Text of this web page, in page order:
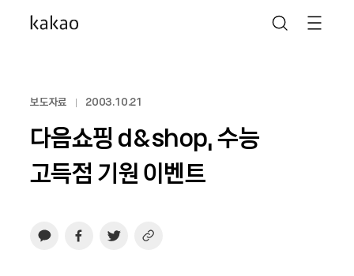
보도자료 2003.10.21
다음쇼핑 d&shop, 수능
고득점 기원 이벤트